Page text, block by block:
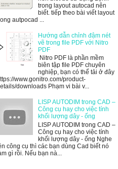
trong layout autocad nên
biết. tiếp theo bài viết layout
autpocad ...
Hướng dẫn chỉnh đậm nét
vẽ trong file PDF với Nitro
PDF
Nitro PDF là phần mềm
biên tập file PDF chuyên
nghiệp, bạn có thể tải ở đây
www.gonitro.com/product-
downloads Phạm vi bài v...
LISP AUTODIM trong CAD –
Công cụ hay cho việc tính
khối lượng dây - ống
LISP AUTODIM trong CAD –
Công cụ hay cho việc tính
khối lượng dây - ống Nghe
công cụ thì các bạn dùng Cad biết nó
gì rồi. Nếu bạn nà...